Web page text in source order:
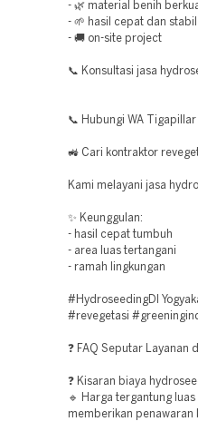
- 🌿 material benih
- 🌱 hasil cepat dan stabil
- 🚚 on-site project
📞 Konsultasi jasa
📞 Hubungi WA
🚜 Cari kontraktor
Kami melayani jasa
✨ Keunggulan:
- hasil cepat tumbuh
- area luas tertangani
- ramah lingkungan
#HydroseedingDI
#revegetasi
❓ FAQ Seputar Layanan
❓ Kisaran biaya
🔹 Harga tergantung
memberikan penawaran